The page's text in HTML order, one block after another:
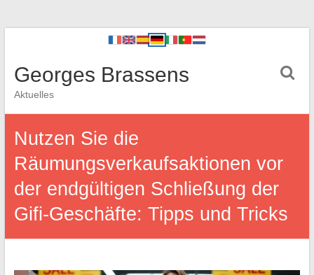
Georges Brassens
Aktuelles
Nutzen Sie die
Räumungsverkaufsaktionen vor
der endgültigen Schließung der
Gifi-Geschäfte: Tipps und Tricks